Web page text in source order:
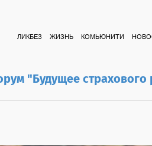
ЛИКБЕЗ ЖИЗНЬ КОМЬЮНИТИ
"Будущее